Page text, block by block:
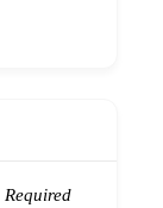
Required